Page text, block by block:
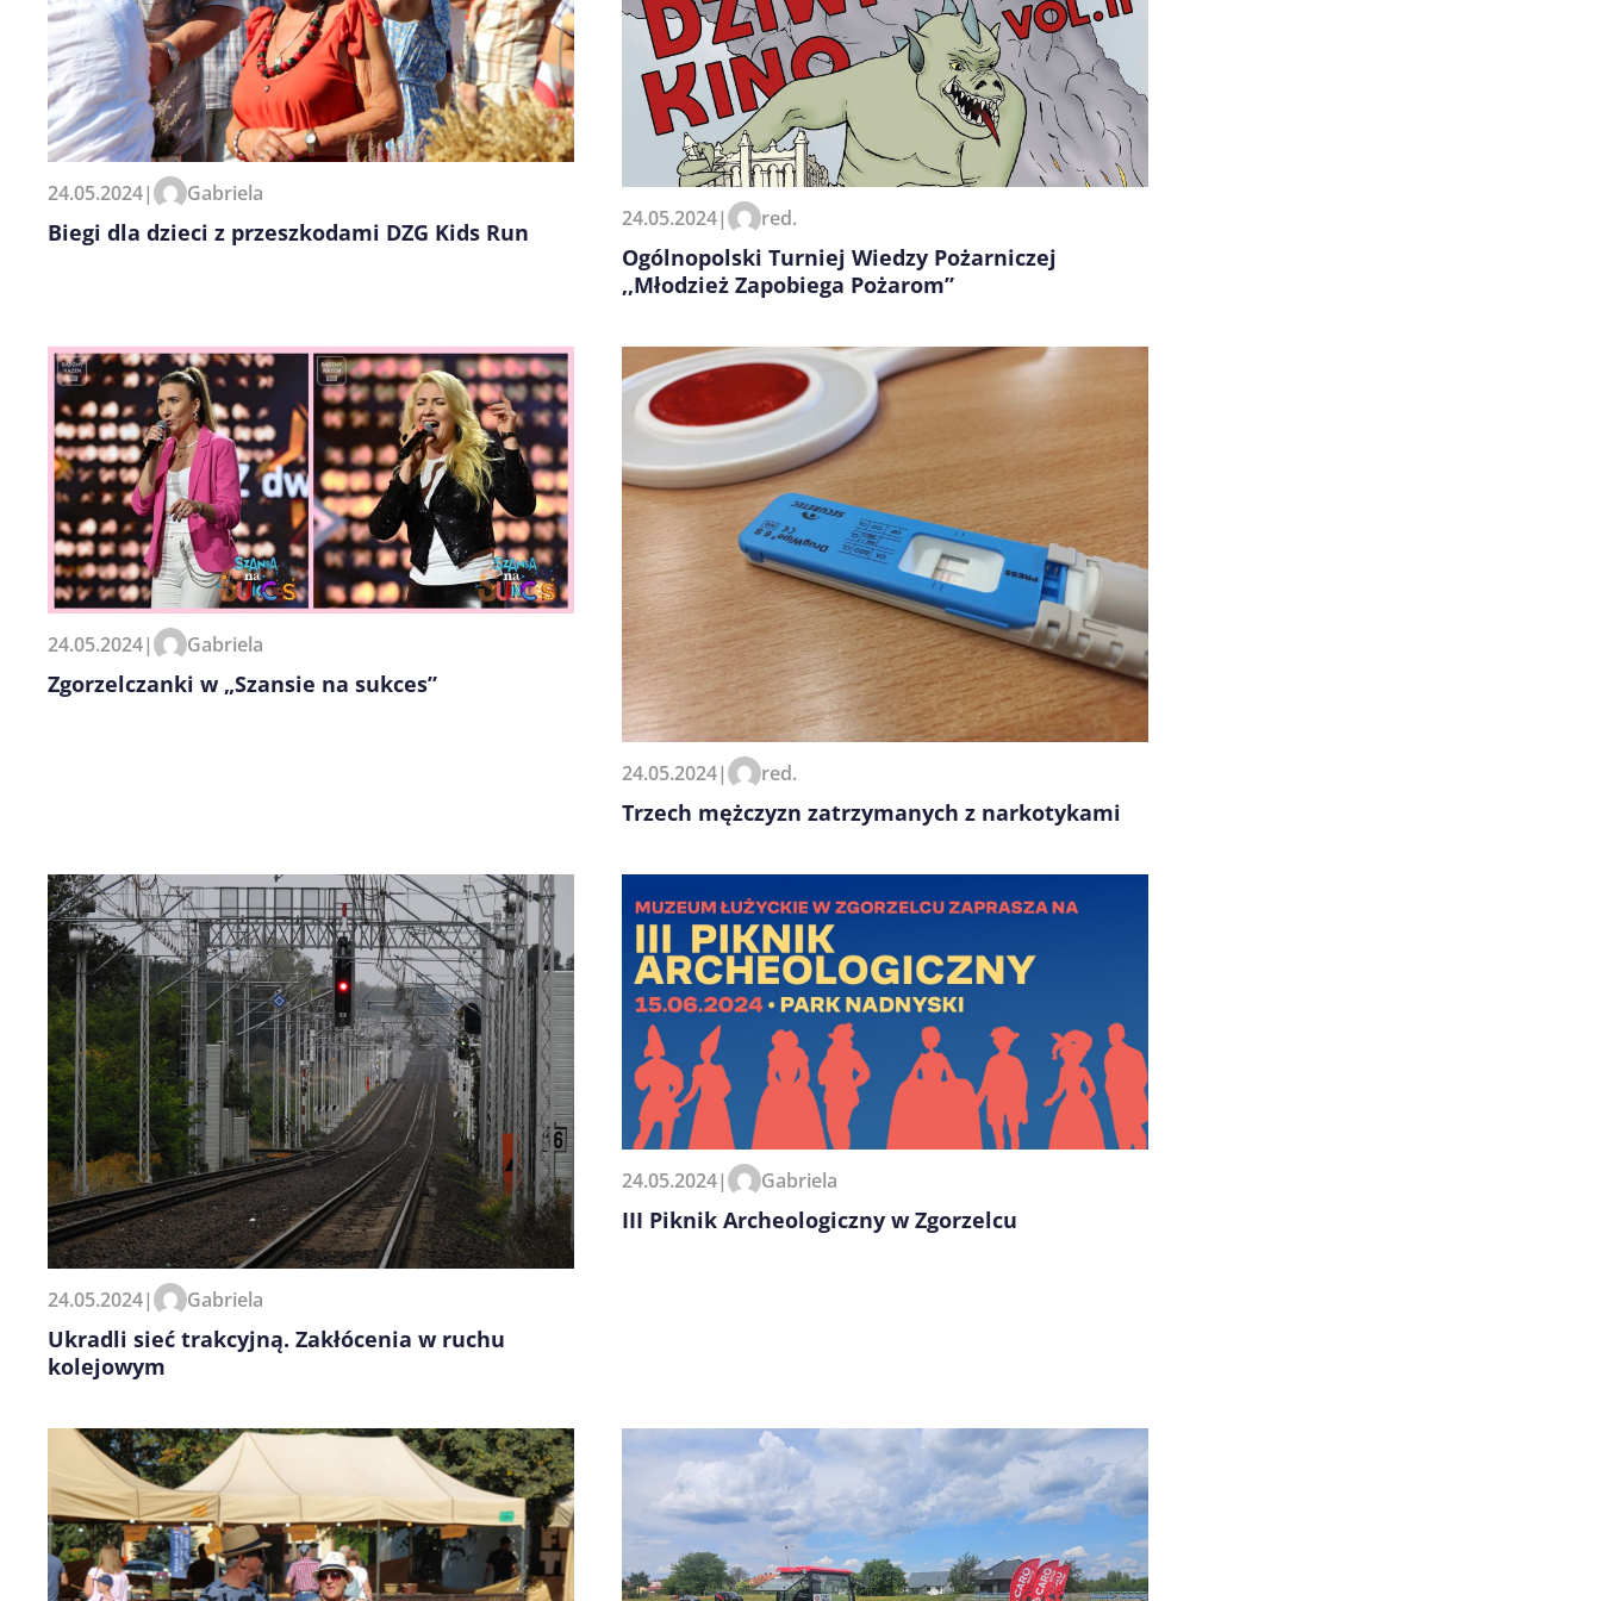
24.05.2024| Gabriela
Biegi dla dzieci z przeszkodami DZG Kids Run 24.05.2024| red.
Ogólnopolski Turniej Wiedzy Pożarniczej
,,Młodzież Zapobiega Pożarom”
24.05.2024| Gabriela
Zgorzelczanki w „Szansie na sukces”
24.05.2024| red.
Trzech mężczyzn zatrzymanych z narkotykami
24.05.2024| Gabriela
Ukradli sieć trakcyjną. Zakłócenia w ruchu
kolejowym
24.05.2024| Gabriela
III Piknik Archeologiczny w Zgorzelcu